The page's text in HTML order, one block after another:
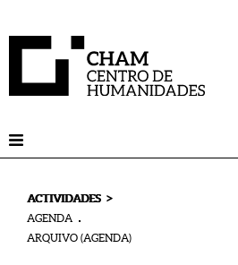
ACTIVIDADES >
AGENDA
ARQUIVO (AGENDA)